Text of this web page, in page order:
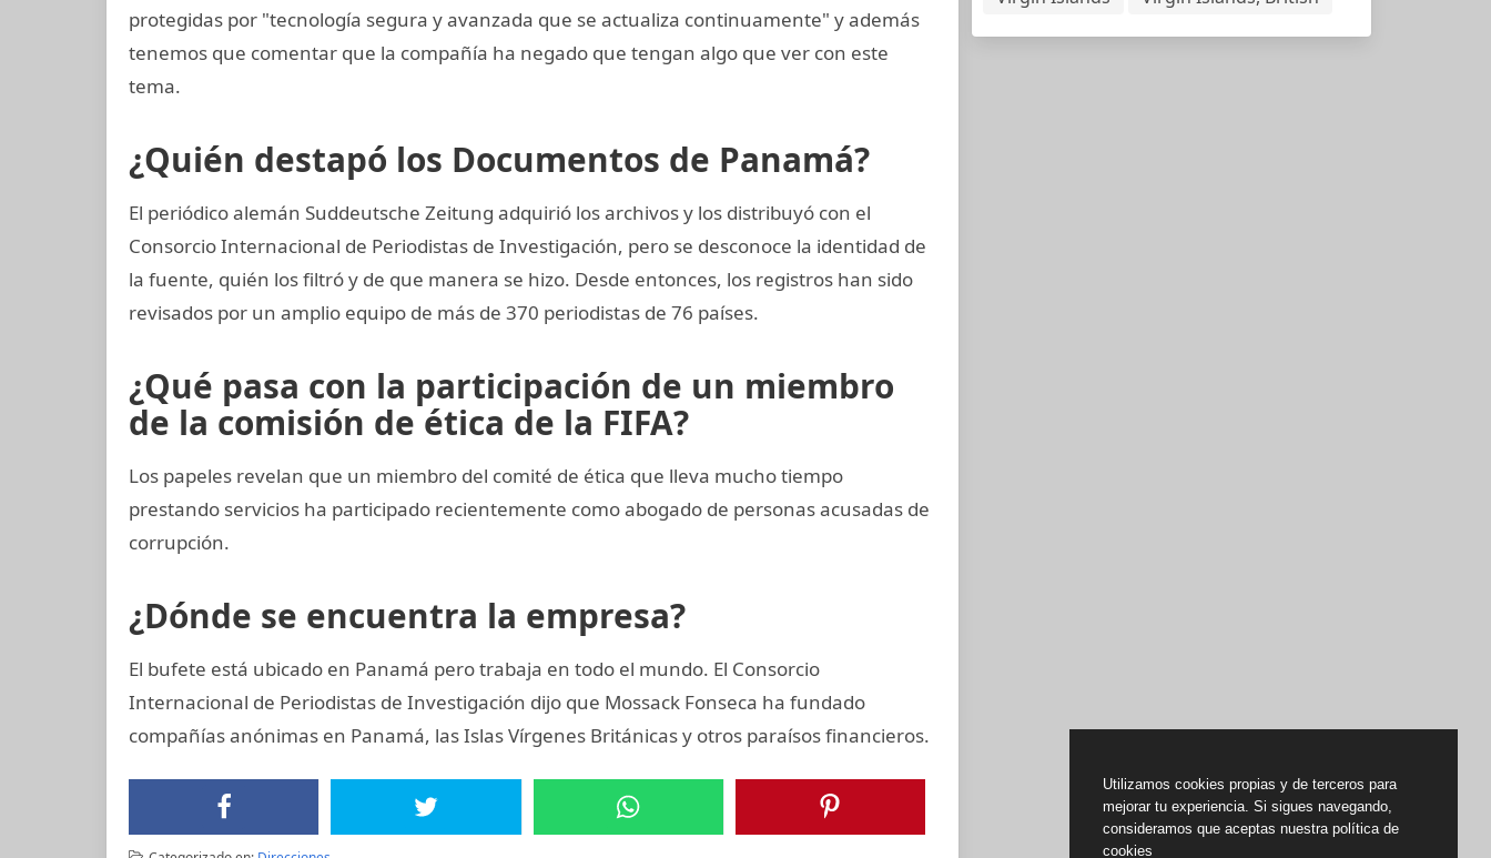
protegidas por "tecnología segura y avanzada que se actualiza continuamente" y además
tenemos que comentar que la compañía ha negado que tengan algo que ver con este
tema.
¿Quién destapó los Documentos de Panamá?
El periódico alemán Suddeutsche Zeitung adquirió los archivos y los distribuyó con el
Consorcio Internacional de Periodistas de Investigación, pero se desconoce la identidad de
la fuente, quién los filtró y de que manera se hizo. Desde entonces, los registros han sido
revisados por un amplio equipo de más de 370 periodistas de 76 países.
¿Qué pasa con la participación de un miembro
de la comisión de ética de la FIFA?
Los papeles revelan que un miembro del comité de ética que lleva mucho tiempo
prestando servicios ha participado recientemente como abogado de personas acusadas de
corrupción.
¿Dónde se encuentra la empresa?
El bufete está ubicado en Panamá pero trabaja en todo el mundo. El Consorcio
Internacional de Periodistas de Investigación dijo que Mossack Fonseca ha fundado
compañías anónimas en Panamá, las Islas Vírgenes Británicas y otros paraísos financieros.
Utilizamos cookies propias y de terceros para
mejorar tu experiencia. Si sigues navegando,
consideramos que aceptas nuestra política de
cookies